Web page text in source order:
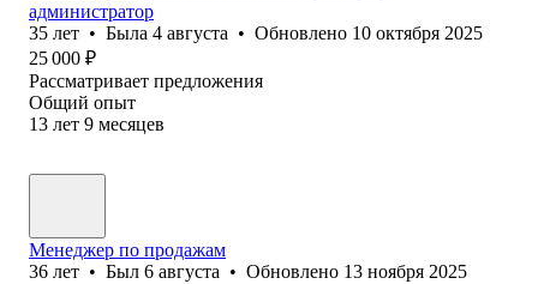
администратор
35 лет • Была 4 августа • Обновлено 10 октября 2025
25 000 ₽
Рассматривает предложения
Общий опыт
13 лет 9 месяцев
Менеджер по продажам
36 лет • Был 6 августа • Обновлено 13 ноября 2025